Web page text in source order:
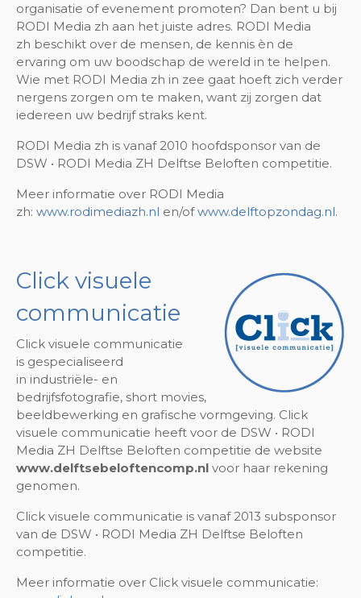
organisatie of evenement promoten? Dan bent u bij
RODI Media zh aan het juiste adres. RODI Media
zh beschikt over de mensen, de kennis èn de
ervaring om uw boodschap de wereld in te helpen.
Wie met RODI Media zh in zee gaat hoeft zich verder
nergens zorgen om te maken, want zij zorgen dat
iedereen uw bedrijf straks kent.
RODI Media zh is vanaf 2010 hoofdsponsor van de
DSW • RODI Media ZH Delftse Beloften competitie.
Meer informatie over RODI Media
zh: www.rodimediazh.nl en/ofwww.delftopzondag.nl.
Click visuele
communicatie
Click visuele communicatie
is gespecialiseerd
in industriële- en
bedrijfsfotografie, short movies,
beeldbewerking en grafische vormgeving. Click
visuele communicatie heeft voor de DSW • RODI
Media ZH Delftse Beloften competitie de website
www.delftsebeloftencomp.nl voor haar rekening
genomen.
Click visuele communicatie is vanaf 2013 subsponsor
van de DSW • RODI Media ZH Delftse Beloften
competitie.
Meer informatie over Click visuele communicatie: